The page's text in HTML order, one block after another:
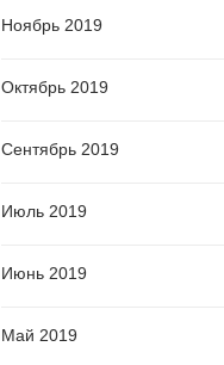
Ноябрь 2019
Октябрь 2019
Сентябрь 2019
Июль 2019
Июнь 2019
Май 2019